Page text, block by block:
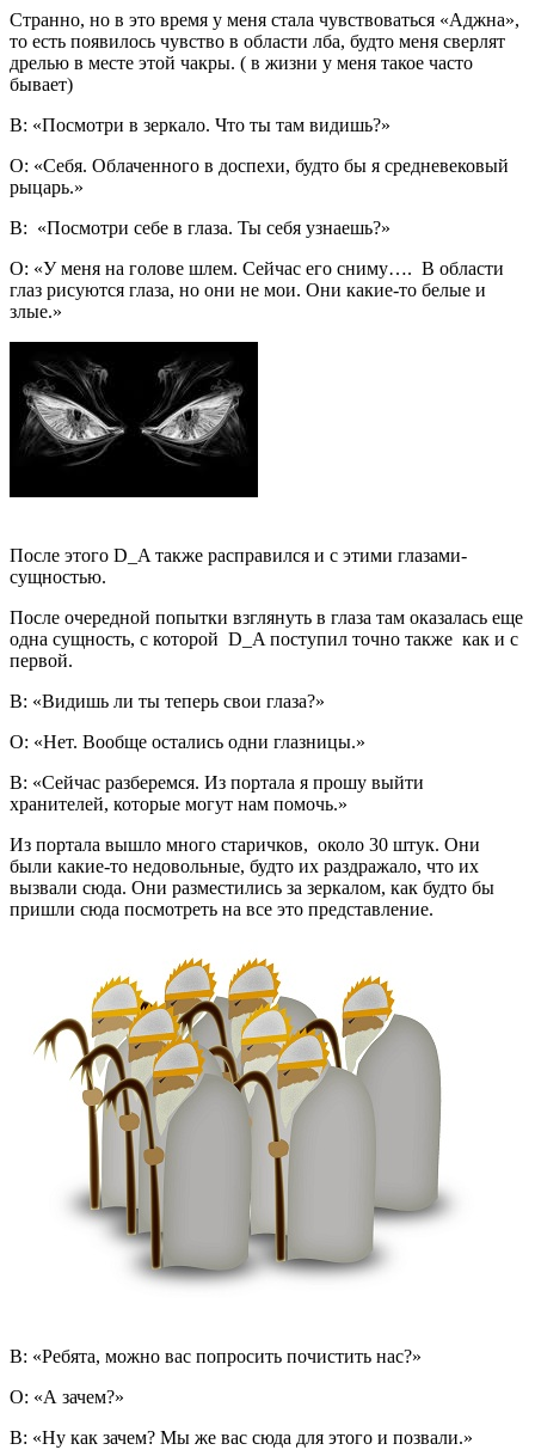
Странно, но в это время у меня стала чувствоваться «Аджна»,
то есть появилось чувство в области лба, будто меня сверлят
дрелью в месте этой чакры. ( в жизни у меня такое часто
бывает)
В: «Посмотри в зеркало. Что ты там видишь?»
О: «Себя. Облаченного в доспехи, будто бы я средневековый
рыцарь.»
В: «Посмотри себе в глаза. Ты себя узнаешь?»
О: «У меня на голове шлем. Сейчас его сниму…. В области
глаз рисуются глаза, но они не мои. Они какие-то белые и
злые.»
После этого D_A также расправился и с этими глазами-
сущностью.
После очередной попытки взглянуть в глаза там оказалась еще
одна сущность, с которой D_A поступил точно также как и с
первой.
В: «Видишь ли ты теперь свои глаза?»
О: «Нет. Вообще остались одни глазницы.»
В: «Сейчас разберемся. Из портала я прошу выйти
хранителей, которые могут нам помочь.»
Из портала вышло много старичков, около 30 штук. Они
были какие-то недовольные, будто их раздражало, что их
вызвали сюда. Они разместились за зеркалом, как будто бы
пришли сюда посмотреть на все это представление.
В: «Ребята, можно вас попросить почистить нас?»
О: «А зачем?»
В: «Ну как зачем? Мы же вас сюда для этого и позвали.»